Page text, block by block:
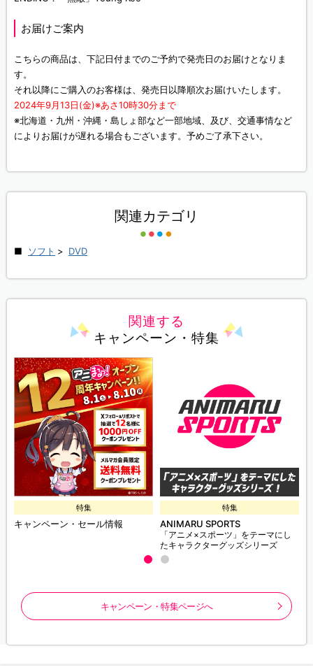
お届けご案内
こちらの商品は、下記日付までのご予約で発売日のお届けとなりま
す。
それ以降にご購入のお客様は、発売日以降順次お届けいたします。
2024年9月13日(金)※あさ10時30分まで
※北海道・九州・沖縄・島しょ部など一部地域、及び、交通事情など
によりお届けが遅れる場合もございます。予めご了承下さい。
関連カテゴリ
ソフト > DVD
関連する
キャンペーン・特集
特集
キャンペーン・セール情報
特集
ANIMARU SPORTS
「アニメ×スポーツ」をテーマにし
たキャラクターグッズシリーズ
キャンペーン・特集ページへ